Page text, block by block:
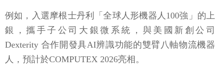
例如，入選摩根士丹利「全球人形機器人100強」的上
銀，攜手子公司大銀微系統，與美國新創公司
Dexterity 合作開發具AI辨識功能的雙臂八軸物流機器
人，預計於COMPUTEX 2026亮相。